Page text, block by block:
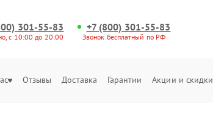
301-55-83
с 10:00 до 20:00
+7 (800) 301-55-83
Звонок бесплатный по РФ
Отзывы Доставка Гарантии Акции и скидки